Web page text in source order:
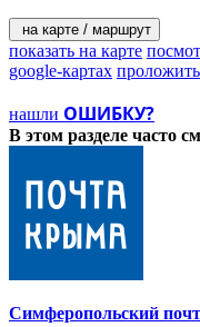
на карте / маршрут
показать на карте
google-картах
нашли ОШИБКУ?
В этом разделе часто
Симферопольский